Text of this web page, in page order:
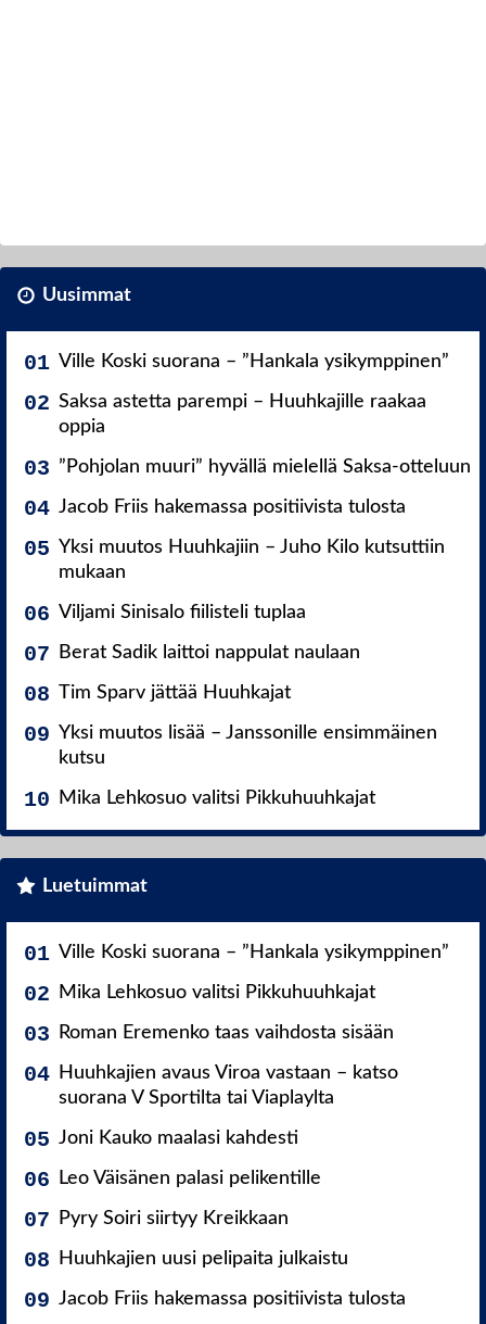
Uusimmat
Ville Koski suorana – ”Hankala ysikymppinen”
Saksa astetta parempi – Huuhkajille raakaa
oppia
”Pohjolan muuri” hyvällä mielellä Saksa-otteluun
Jacob Friis hakemassa positiivista tulosta
Yksi muutos Huuhkajiin – Juho Kilo kutsuttiin
mukaan
Viljami Sinisalo fiilisteli tuplaa
Berat Sadik laittoi nappulat naulaan
Tim Sparv jättää Huuhkajat
Yksi muutos lisää – Janssonille ensimmäinen
kutsu
Mika Lehkosuo valitsi Pikkuhuuhkajat
Luetuimmat
Ville Koski suorana – ”Hankala ysikymppinen”
Mika Lehkosuo valitsi Pikkuhuuhkajat
Roman Eremenko taas vaihdosta sisään
Huuhkajien avaus Viroa vastaan – katso
suorana V Sportilta tai Viaplaylta
Joni Kauko maalasi kahdesti
Leo Väisänen palasi pelikentille
Pyry Soiri siirtyy Kreikkaan
Huuhkajien uusi pelipaita julkaistu
Jacob Friis hakemassa positiivista tulosta